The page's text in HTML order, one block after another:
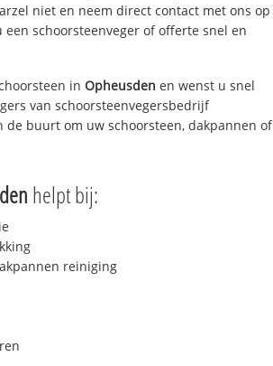
niet en neem direct contact met ons op
een schoorsteenveger of offerte snel en
in Opheusden en wenst u snel
van schoorsteenvegersbedrijf
buurt om uw schoorsteen, dakpannen of
helpt bij:
reiniging